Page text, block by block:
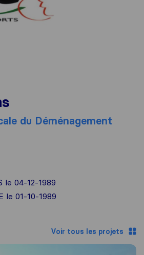
du Déménagement
le 04-12-1989
le 01-10-1989
Voir tous les projets